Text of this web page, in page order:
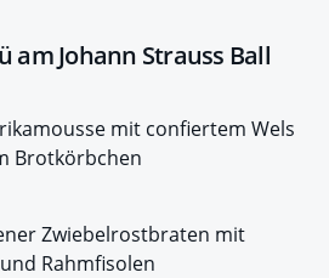
am Johann Strauss Ball
mit confiertem Wels
Brotkörbchen
Zwiebelrostbraten mit
Rahmfisolen